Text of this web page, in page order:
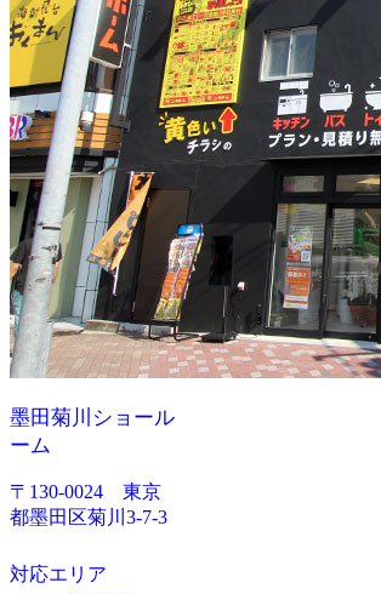
墨田菊川ショール
ーム
〒130-0024 東京
都墨田区菊川3-7-3
対応エリア